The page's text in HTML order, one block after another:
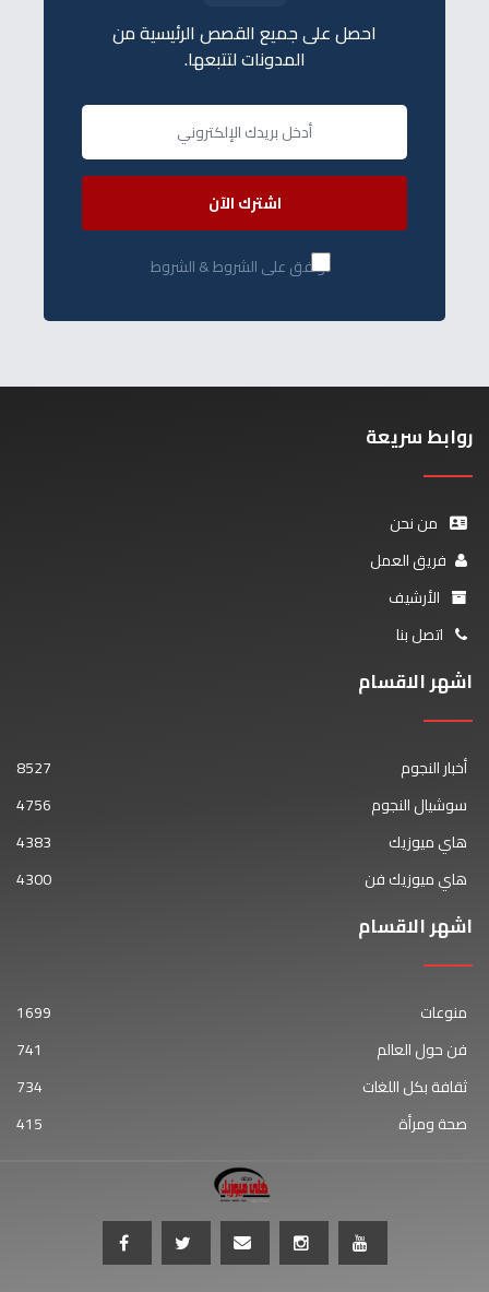
احصل على جميع القصص الرئيسية من
المدونات لتتبعها.
اشترك الآن
أوافق على الشروط & الشروط
روابط سريعة
من نحن
فريق العمل
الأرشيف
اتصل بنا
اشهر الاقسام
أخبار النجوم
8527
سوشيال النجوم
4756
هاي ميوزيك
4383
هاي ميوزيك فن
4300
اشهر الاقسام
منوعات
1699
فن حول العالم
741
ثقافة بكل اللغات
734
صحة ومرأة
415